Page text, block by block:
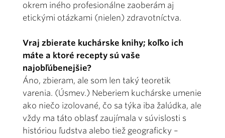
okrem iného profesionálne zaoberám aj
etickými otázkami (nielen) zdravotníctva.
Vraj zbierate kuchárske knihy; koľko ich
máte a ktoré recepty sú vaše
najobľúbenejšie?
Áno, zbieram, ale som len taký teoretik
varenia. (Úsmev.) Neberiem kuchárske umenie
ako niečo izolované, čo sa týka iba žalúdka, ale
vždy ma táto oblasť zaujímala v súvislosti s
históriou ľudstva alebo tiež geograficky –